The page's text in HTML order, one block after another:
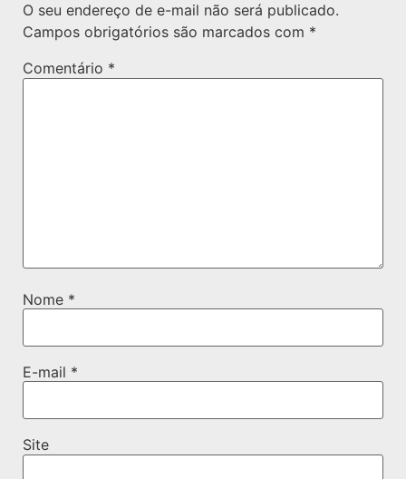
O seu endereço de e-mail não será publicado.
Campos obrigatórios são marcados com *
Comentário *
Nome *
E-mail *
Site